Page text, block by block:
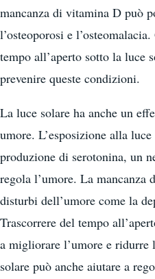
mancanza di vitamina D può
l’osteoporosi e
tempo all’aperto sotto la luce
prevenire queste condizioni.
La luce solare ha anche un
umore. L’esposizione alla
produzione di serotonina, un
regola l’umore. La mancanza
disturbi dell’umore come la
Trascorrere del tempo
a migliorare l’umore e
solare può anche aiutare a